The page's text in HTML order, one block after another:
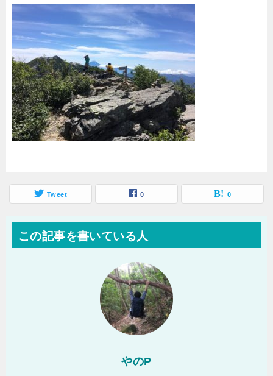
Tweet 0 0
この記事を書いている人
やのP